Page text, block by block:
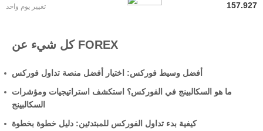
تغيير يوم واحد
157.927
كل شيء عن FOREX
أفضل وسيط فوركس: اختيار أفضل منصة تداول فوركس
ما هو السكالبينج في الفوركس؟ استكشف استراتيجيات ومؤشرات
السكالبينج
كيفية بدء تداول الفوركس للمبتدئين: دليل خطوة بخطوة